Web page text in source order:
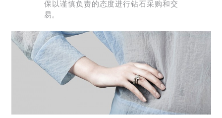
保以谨慎负责的态度进行钻石采购和交
易。